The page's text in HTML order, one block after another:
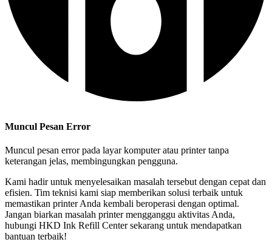
Muncul Pesan Error
Muncul pesan error pada layar komputer atau printer tanpa
keterangan jelas, membingungkan pengguna.
Kami hadir untuk menyelesaikan masalah tersebut dengan cepat dan
efisien. Tim teknisi kami siap memberikan solusi terbaik untuk
memastikan printer Anda kembali beroperasi dengan optimal.
Jangan biarkan masalah printer mengganggu aktivitas Anda,
hubungi HKD Ink Refill Center sekarang untuk mendapatkan
bantuan terbaik!